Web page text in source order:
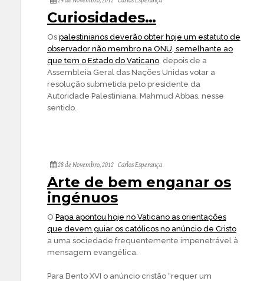
Curiosidades…
Os palestinianos deverão obter hoje um estatuto de
observador não membro na ONU, semelhante ao
que tem o Estado do Vaticano, depois de a
Assembleia Geral das Nações Unidas votar a
resolução submetida pelo presidente da
Autoridade Palestiniana, Mahmud Abbas, nesse
sentido.
28 de Novembro, 2012 Carlos Esperança
Arte de bem enganar os
ingénuos
O Papa apontou hoje no Vaticano as orientações
que devem guiar os católicos no anúncio de Cristo
a uma sociedade frequentemente impenetrável à
mensagem evangélica.
Para Bento XVI o anúncio cristão “requer um